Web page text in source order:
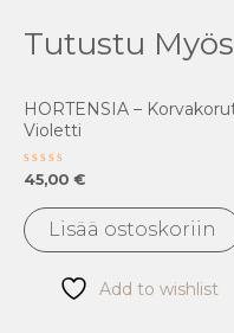
Tutustu Myös
HORTENSIA –
Violetti
Arvostelu
tuotteesta:
/
5
45,00 €
Lisää ostoskoriin
Add to wishlist